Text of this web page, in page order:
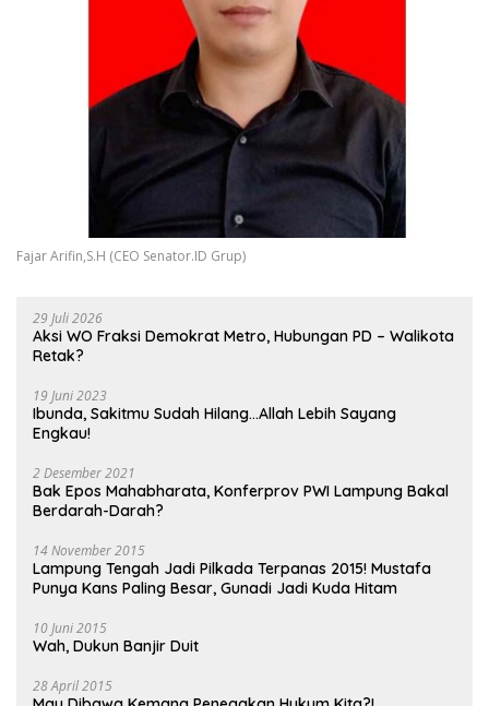
Fajar Arifin,S.H (CEO Senator.ID Grup)
29 Juli 2026
Aksi WO Fraksi Demokrat Metro, Hubungan PD – Walikota
Retak?
19 Juni 2023
Ibunda, Sakitmu Sudah Hilang…Allah Lebih Sayang
Engkau!
2 Desember 2021
Bak Epos Mahabharata, Konferprov PWI Lampung Bakal
Berdarah-Darah?
14 November 2015
Lampung Tengah Jadi Pilkada Terpanas 2015! Mustafa
Punya Kans Paling Besar, Gunadi Jadi Kuda Hitam
10 Juni 2015
Wah, Dukun Banjir Duit
28 April 2015